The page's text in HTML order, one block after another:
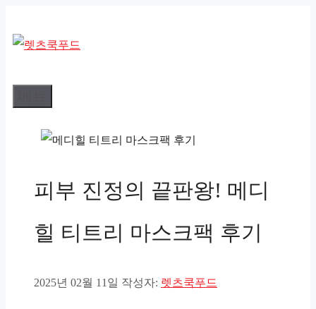
텐
로
건
피부 진정의 끝판왕! 메디
힐 티트리 마스크팩 후기
2025년 02월 11일 작성자: 렛츠쿡푸드